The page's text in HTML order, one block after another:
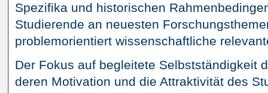
Spezifika und historischen
Studierende an neuesten
problemorientiert wissenschaftliche
Der Fokus auf begleitete Selbstständigkeit
deren Motivation und die Attraktivität des